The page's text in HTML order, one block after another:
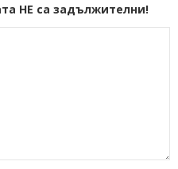
НЕ са задължителни!